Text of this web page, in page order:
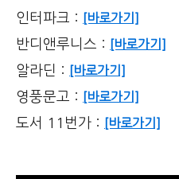
인터파크 : [바로가기]
반디앤루니스 : [바로가기]
알라딘 : [바로가기]
영풍문고 : [바로가기]
도서 11번가 : [바로가기]